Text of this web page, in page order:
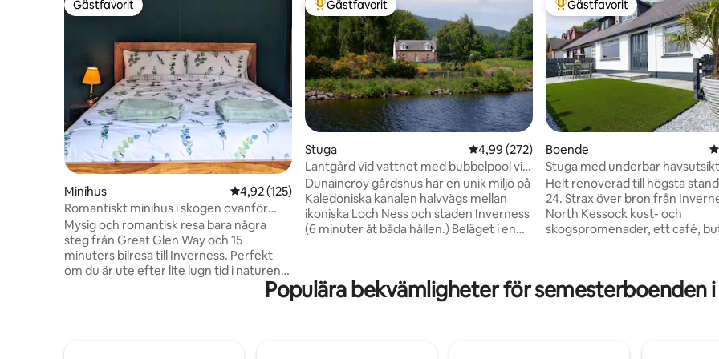
Gästfavorit
Gästfavorit
Minihus 4,92 av 5 i genomsnittligt betyg, 125 omdömen
4,92 (125)
Romantiskt minihus i skogen ovanför
Loch Ness
Mysig och romantisk resa bara några
steg från Great Glen Way och 15
minuters bilresa till Inverness. Perfekt
om du är ute efter lite lugn tid i naturen.
håller vi ankor, kycklingar och bin, har ett
Populär gästfavorit
Gästfavorit
Stuga 4,99 av 5 i genomsnittligt betyg, 272
4,99 (272)
Lantgård vid vattnet med bubbelpool vid
Loch Ness
Dunaincroy gårdshus har en unik miljö på
Kaledoniska kanalen halvvägs mellan
ikoniska Loch Ness och staden Inverness
(6 minuter åt båda hållen.) Beläget i en
spektakulär utsikt över öppen landsbygd
och kullarna bortom. Högländernas
Populär gästfavorit
Gästfavorit
Boende
Stuga med underbar havsutsikt
Helt renoverad till högsta
24. Strax över bron från
North Kessock kust- och
skogspromenader, ett café,
trädgården med utsikt över
Populära bekvämligheter för semesterboenden